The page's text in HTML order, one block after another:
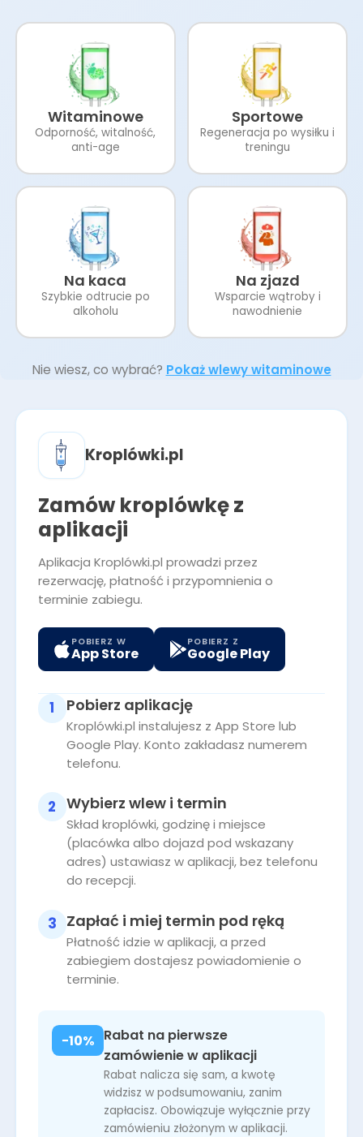
Witaminowe
Odporność, witalność,
anti-age
Sportowe
Regeneracja po wysiłku i
treningu
Na kaca
Szybkie odtrucie po
alkoholu
Na zjazd
Wsparcie wątroby i
nawodnienie
Nie wiesz, co wybrać? Pokaż wlewy witaminowe
Kroplówki.pl
Zamów kroplówkę z
aplikacji
Aplikacja Kroplówki.pl prowadzi przez
rezerwację, płatność i przypomnienia o
terminie zabiegu.
POBIERZ W
App Store
POBIERZ Z
Google Play
1 Pobierz aplikację
Kroplówki.pl instalujesz z App Store lub
Google Play. Konto zakładasz numerem
telefonu.
2 Wybierz wlew i termin
Skład kroplówki, godzinę i miejsce
(placówka albo dojazd pod wskazany
adres) ustawiasz w aplikacji, bez telefonu
do recepcji.
3 Zapłać i miej termin pod ręką
Płatność idzie w aplikacji, a przed
zabiegiem dostajesz powiadomienie o
terminie.
−10% Rabat na pierwsze
zamówienie w aplikacji
Rabat nalicza się sam, a kwotę
widzisz w podsumowaniu, zanim
zapłacisz. Obowiązuje wyłącznie przy
zamówieniu złożonym w aplikacji.